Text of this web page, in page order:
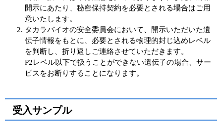
開示にあたり、秘密保持契約を必要とされる場合はご用
意いたします。
タカラバイオの安全委員会において、開示いただいた遺
伝子情報をもとに、必要とされる物理的封じ込めレベル
を判断し、折り返しご連絡させていただきます。
P2レベル以下で扱うことができない遺伝子の場合、サー
ビスをお断りすることになります。
受入サンプル